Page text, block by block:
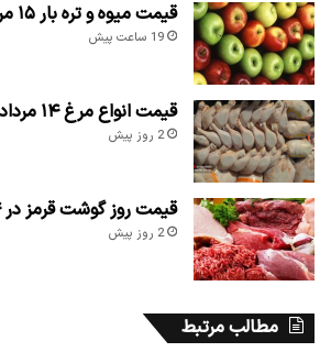
قیمت میوه و تره بار ۱۵ مرداد ۱۴۰۵
19 ساعت پیش
قیمت انواع مرغ ۱۴ مرداد ۱۴۰۵
2 روز پیش
قیمت روز گوشت قرمز در ۱۴ مرداد ۱۴۰۵
2 روز پیش
مطالب مرتبط